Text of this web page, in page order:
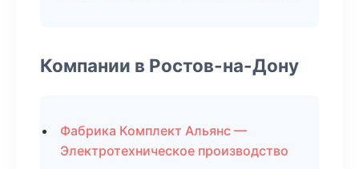
Компании в Ростов-на-Дону
Фабрика Комплект Альянс —
Электротехническое производство